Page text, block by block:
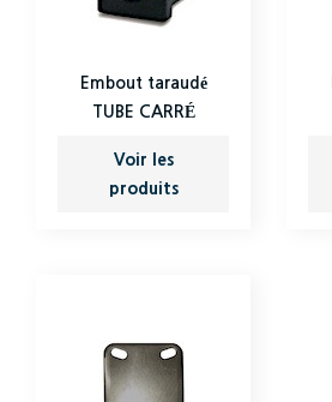
Embout taraudé
TUBE CARRÉ
Voir les
produits